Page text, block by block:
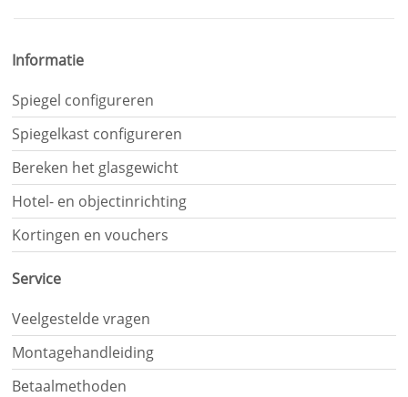
hebt
TV-
spiegel
|
TV-
spiegel
op
maat
Informatie
Spiegel configureren
Spiegelkast configureren
Bereken het glasgewicht
Hotel- en objectinrichting
Kortingen en vouchers
Service
Veelgestelde vragen
Montagehandleiding
Betaalmethoden